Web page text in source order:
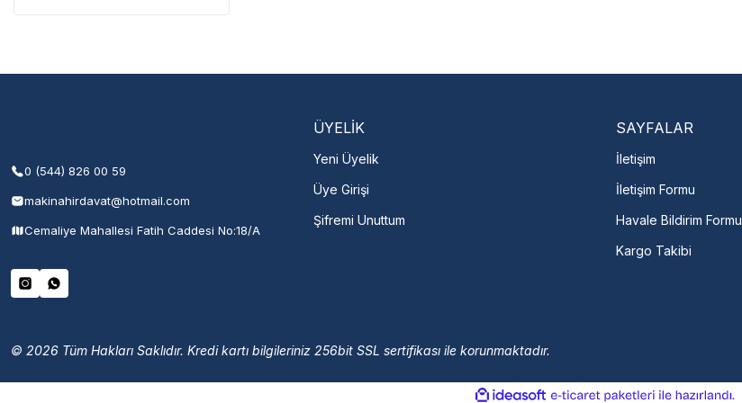
0 (544) 826 00 59
makinahirdavat@hotmail.com
Cemaliye Mahallesi Fatih Caddesi No:18/A
ÜYELİK
Yeni Üyelik
Üye Girişi
Şifremi Unuttum
SAYFALAR
İletişim
İletişim Formu
Havale Bildirim Formu
Kargo Takibi
© 2026 Tüm Hakları Saklıdır. Kredi kartı bilgileriniz 256bit SSL sertifikası ile korunmaktadır.
ideasoft e-